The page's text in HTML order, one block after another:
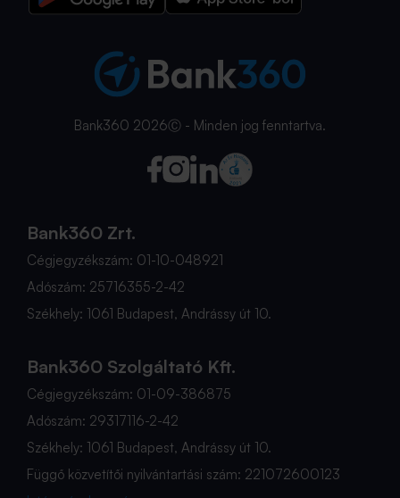
Bank360 2026Ⓒ - Minden jog fenntartva.
Bank360 Zrt.
Cégjegyzékszám: 01-10-048921
Adószám: 25716355-2-42
Székhely: 1061 Budapest, Andrássy út 10.
Bank360 Szolgáltató Kft.
Cégjegyzékszám: 01-09-386875
Adószám: 29317116-2-42
Székhely: 1061 Budapest, Andrássy út 10.
Függő közvetítői nyilvántartási szám: 221072600123